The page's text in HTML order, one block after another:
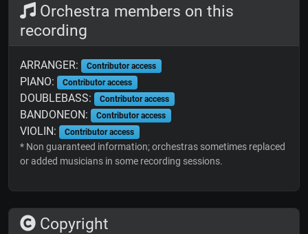
Orchestra members on this
recording
ARRANGER: Contributor access
PIANO: Contributor access
DOUBLEBASS: Contributor access
BANDONEON: Contributor access
VIOLIN: Contributor access
* Non guaranteed information; orchestras sometimes replaced
or added musicians in some recording sessions.
Copyright